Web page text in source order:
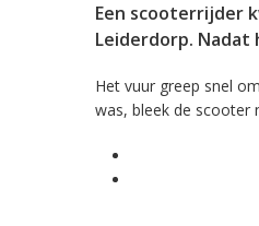
Een scooterrijder
Leiderdorp. Nadat
Het vuur greep snel
was, bleek de scooter